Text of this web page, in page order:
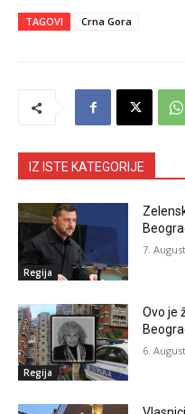
TAGOVI Crna Gora
IZ ISTE KATEGORIJE
Regija
7.
Regija
Ovo je
6.